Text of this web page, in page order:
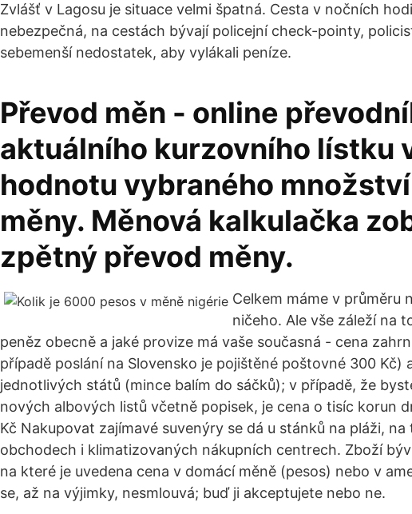
Zvlášť v Lagosu je situace velmi špatná. Cesta v nočních
nebezpečná, na cestách bývají policejní check-pointy,
sebemenší nedostatek, aby vylákali peníze.
Převod měn - online
aktuálního kurzovního lístku
hodnotu vybraného
měny. Měnová kalkulačka
zpětný převod měny.
Celkem máme v průměru
ničeho. Ale vše záleží na
peněz obecně a jaké provize má vaše současná - cena
případě poslání na Slovensko je pojištěné poštovné 300 Kč)
jednotlivých států (mince balím do sáčků); v případě, že
nových albových listů včetně popisek, je cena o tisíc korun
Kč Nakupovat zajímavé suvenýry se dá u stánků na pláži,
obchodech i klimatizovaných nákupních centrech. Zboží
na které je uvedena cena v domácí měně (pesos) nebo v
se, až na výjimky, nesmlouvá; buď ji akceptujete nebo ne.